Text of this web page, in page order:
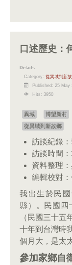
口述歷史：
Details
Category: 從異域到新
Published: 25 May
Hits: 3950
異域 博望新村
從異域到新故鄉
訪談紀錄
訪談時間
資料整理
編輯校對
我出生於民
縣）。民國四
（民國三十五
十年到台灣時
個月大，是太
參加家鄉自